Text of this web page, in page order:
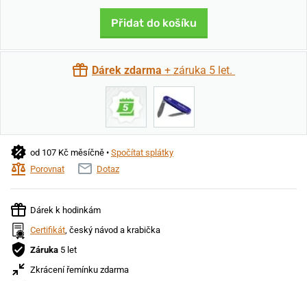
Přidat do košíku
Dárek zdarma + záruka 5 let.
od 107 Kč měsíčně • Spočítat splátky
Porovnat
Dotaz
Dárek k hodinkám
Certifikát, český návod a krabička
Záruka 5 let
Zkrácení řemínku zdarma